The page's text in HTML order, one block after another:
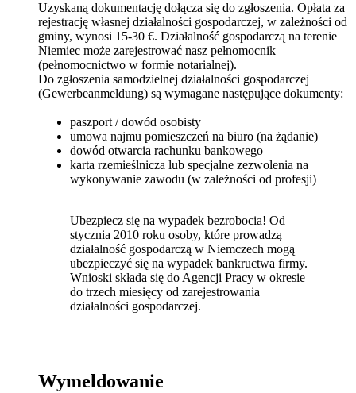
Uzyskaną dokumentację dołącza się do zgłoszenia. Opłata za
rejestrację własnej działalności gospodarczej, w zależności od
gminy, wynosi 15-30 €. Działalność gospodarczą na terenie
Niemiec może zarejestrować nasz pełnomocnik
(pełnomocnictwo w formie notarialnej).
Do zgłoszenia samodzielnej działalności gospodarczej
(Gewerbeanmeldung) są wymagane następujące dokumenty:
paszport / dowód osobisty
umowa najmu pomieszczeń na biuro (na żądanie)
dowód otwarcia rachunku bankowego
karta rzemieślnicza lub specjalne zezwolenia na
wykonywanie zawodu (w zależności od profesji)
Ubezpiecz się na wypadek bezrobocia! Od
stycznia 2010 roku osoby, które prowadzą
działalność gospodarczą w Niemczech mogą
ubezpieczyć się na wypadek bankructwa firmy.
Wnioski składa się do Agencji Pracy w okresie
do trzech miesięcy od zarejestrowania
działalności gospodarczej.
Wymeldowanie